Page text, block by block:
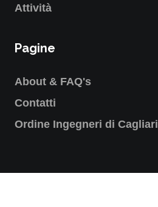
Attività
Pagine
About & FAQ's
Contatti
Ordine Ingegneri di Cagliari